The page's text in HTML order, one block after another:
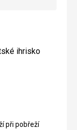
při pobřeží
ihrisko